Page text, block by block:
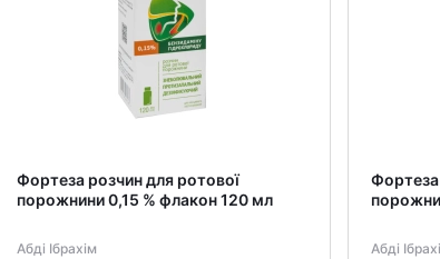
Фортеза розчин для ротової
порожнини 0,15 % флакон 120 мл
Абді Ібрахім
Фортеза
Абді